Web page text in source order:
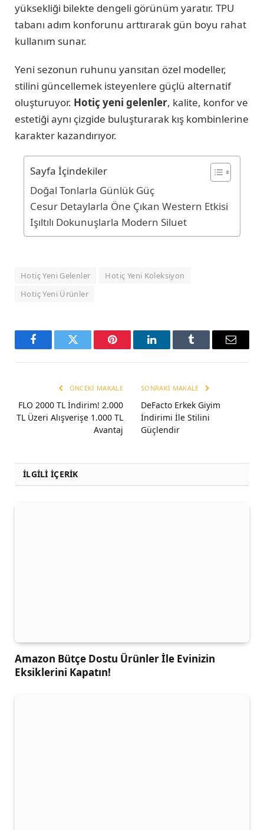
yüksekliği bilekte dengeli görünüm yaratır. TPU
tabanı adım konforunu arttırarak gün boyu rahat
kullanım sunar.
Yeni sezonun ruhunu yansıtan özel modeller,
stilini güncellemek isteyenlere güçlü alternatif
oluşturuyor. Hotiç yeni gelenler, kalite, konfor ve
estetiği aynı çizgide buluşturarak kış kombinlerine
karakter kazandırıyor.
Sayfa İçindekiler
Doğal Tonlarla Günlük Güç
Cesur Detaylarla Öne Çıkan Western Etkisi
Işıltılı Dokunuşlarla Modern Siluet
Hotiç Yeni Gelenler
Hotiç Yeni Koleksiyon
Hotiç Yeni Ürünler
FacebookTwitter Pinterest LinkedInTumblr Email
ÖNCEKI MAKALE
FLO 2000 TL İndirim! 2.000
TL Üzeri Alışverişe 1.000 TL
Avantaj
SONRAKI MAKALE
DeFacto Erkek Giyim
İndirimi İle Stilini
Güçlendir
İLGİLİ İÇERİK
Amazon Bütçe Dostu Ürünler İle Evinizin
Eksiklerini Kapatın!